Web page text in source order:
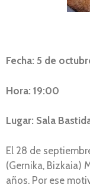
Fecha: 5 de
Hora: 19:00
Lugar: Sala
El 28 de
(Gernika, Bizkaia)
años. Por ese